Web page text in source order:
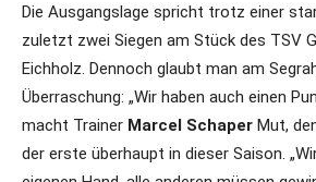
Die Ausgangslage spricht trotz einer
zuletzt zwei Siegen am Stück des TSV
Eichholz. Dennoch glaubt man am
Überraschung: „Wir haben auch einen
macht Trainer Marcel Schaper Mut,
der erste überhaupt in dieser Saison.